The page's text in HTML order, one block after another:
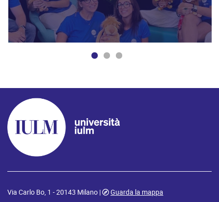
Via Carlo Bo, 1 - 20143 Milano |
Guarda la mappa